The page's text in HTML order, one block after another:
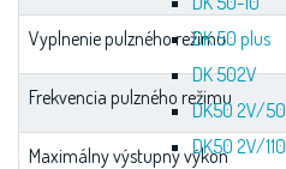
DK 50 plus
DK 502V
DK50 2V/50
DK50 2V/110
Vyplnenie pulzného režimu
Frekvencia pulzného režimu
Maximálny výstupný výkon